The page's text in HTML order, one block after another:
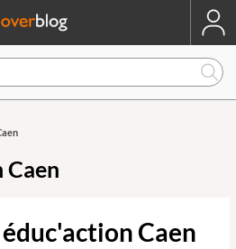
Caen
Caen